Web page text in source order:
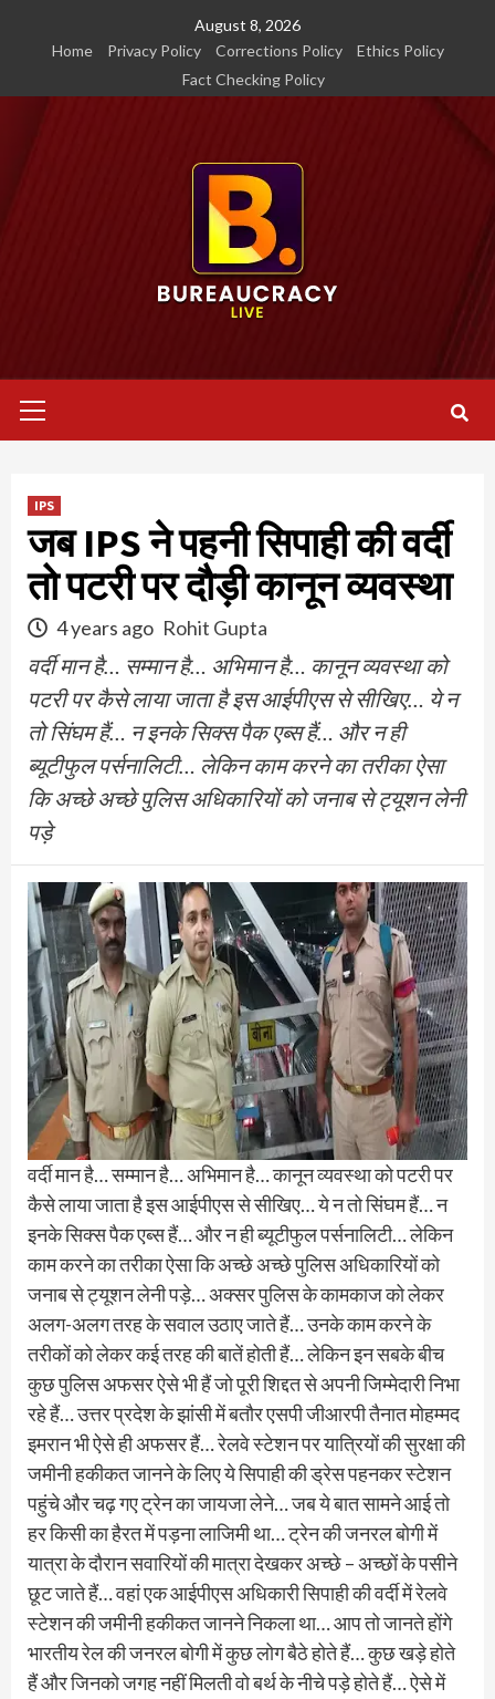
August 8, 2026
Home
Privacy Policy Corrections Policy
Ethics Policy
Fact Checking Policy
Menu
IPS
जब IPS ने पहनी सिपाही की वर्दी
तो पटरी पर दौड़ी कानून व्यवस्था
4 years ago Rohit Gupta
वर्दी मान है… सम्मान है… अभिमान है… कानून व्यवस्था को
पटरी पर कैसे लाया जाता है इस आईपीएस से सीखिए… ये न
तो सिंघम हैं… न इनके सिक्स पैक एब्स हैं… और न ही
ब्यूटीफुल पर्सनालिटी… लेकिन काम करने का तरीका ऐसा
कि अच्छे अच्छे पुलिस अधिकारियों को जनाब से ट्यूशन लेनी
पड़े
वर्दी मान है… सम्मान है… अभिमान है… कानून व्यवस्था को पटरी पर
कैसे लाया जाता है इस आईपीएस से सीखिए… ये न तो सिंघम हैं… न
इनके सिक्स पैक एब्स हैं… और न ही ब्यूटीफुल पर्सनालिटी… लेकिन
काम करने का तरीका ऐसा कि अच्छे अच्छे पुलिस अधिकारियों को
जनाब से ट्यूशन लेनी पड़े… अक्सर पुलिस के कामकाज को लेकर
अलग-अलग तरह के सवाल उठाए जाते हैं… उनके काम करने के
तरीकों को लेकर कई तरह की बातें होती हैं… लेकिन इन सबके बीच
कुछ पुलिस अफसर ऐसे भी हैं जो पूरी शिद्दत से अपनी जिम्मेदारी निभा
रहे हैं… उत्तर प्रदेश के झांसी में बतौर एसपी जीआरपी तैनात मोहम्मद
इमरान भी ऐसे ही अफसर हैं… रेलवे स्टेशन पर यात्रियों की सुरक्षा की
जमीनी हकीकत जानने के लिए ये सिपाही की ड्रेस पहनकर स्टेशन
पहुंचे और चढ़ गए ट्रेन का जायजा लेने… जब ये बात सामने आई तो
हर किसी का हैरत में पड़ना लाजिमी था… ट्रेन की जनरल बोगी में
यात्रा के दौरान सवारियों की मात्रा देखकर अच्छे – अच्छों के पसीने
छूट जाते हैं… वहां एक आईपीएस अधिकारी सिपाही की वर्दी में रेलवे
स्टेशन की जमीनी हकीकत जानने निकला था… आप तो जानते होंगे
भारतीय रेल की जनरल बोगी में कुछ लोग बैठे होते हैं… कुछ खड़े होते
हैं और जिनको जगह नहीं मिलती वो बर्थ के नीचे पड़े होते हैं… ऐसे में